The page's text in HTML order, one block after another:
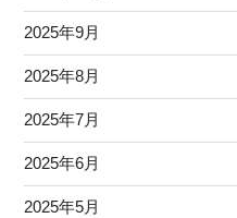
2025年9月
2025年8月
2025年7月
2025年6月
2025年5月